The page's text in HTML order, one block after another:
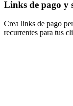
Links de pago y
Crea links de pago
recurrentes para tus